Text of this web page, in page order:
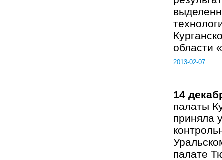
области
2013-02-07
14
палаты
приняла
палате